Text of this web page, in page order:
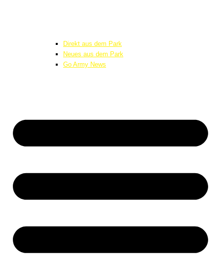
Direkt aus dem Park
Neues aus dem Park
Go Army News